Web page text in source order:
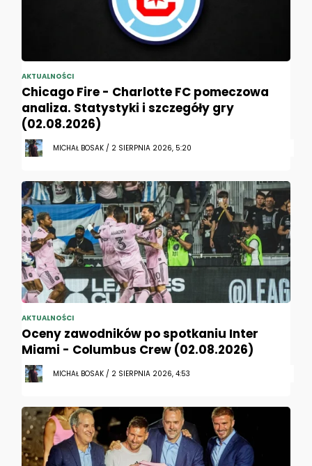
AKTUALNOŚCI
Chicago Fire - Charlotte FC pomeczowa
analiza. Statystyki i szczegóły gry
(02.08.2026)
MICHAŁ BOSAK / 2 SIERPNIA 2026, 5:20
AKTUALNOŚCI
Oceny zawodników po spotkaniu Inter
Miami - Columbus Crew (02.08.2026)
MICHAŁ BOSAK / 2 SIERPNIA 2026, 4:53